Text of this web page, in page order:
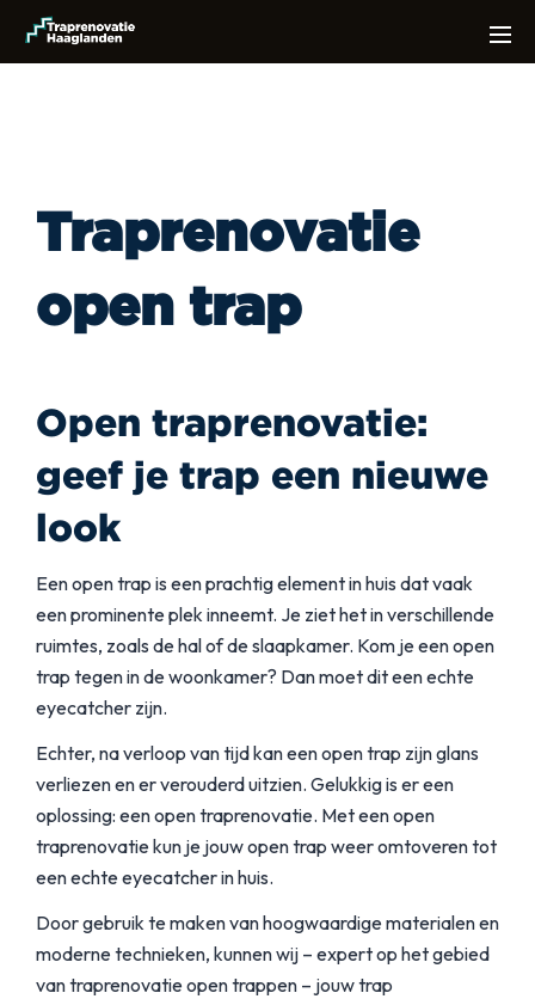
Traprenovatie
open trap
Open traprenovatie:
geef je trap een nieuwe
look
Een open trap is een prachtig element in huis dat vaak
een prominente plek inneemt. Je ziet het in verschillende
ruimtes, zoals de hal of de slaapkamer. Kom je een open
trap tegen in de woonkamer? Dan moet dit een echte
eyecatcher zijn.
Echter, na verloop van tijd kan een open trap zijn glans
verliezen en er verouderd uitzien. Gelukkig is er een
oplossing: een open traprenovatie. Met een open
traprenovatie kun je jouw open trap weer omtoveren tot
een echte eyecatcher in huis.
Door gebruik te maken van hoogwaardige materialen en
moderne technieken, kunnen wij – expert op het gebied
van traprenovatie open trappen – jouw trap